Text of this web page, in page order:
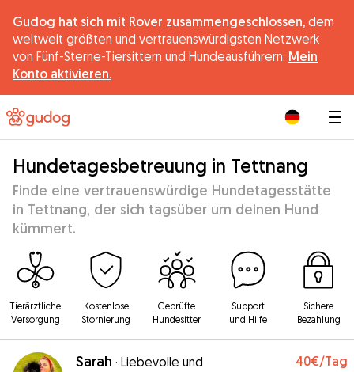
Gudog hat sich mit Rover zusammengeschlossen, dem
weltweit größten und vertrauenswürdigsten Netzwerk
von Fünf-Sterne-Tiersittern und Hundeausführern. Mein
Konto aktivieren.
Hundetagesbetreuung in Tettnang
Finde eine vertrauenswürdige Hundetagesstätte
in Tettnang, der sich tagsüber um deinen Hund
kümmert.
Tierärztliche
Versorgung
Kostenlose
Stornierung
Geprüfte
Hundesitter
Support
und Hilfe
Sichere
Bezahlung
Sarah · Liebevolle und
40€/Tag